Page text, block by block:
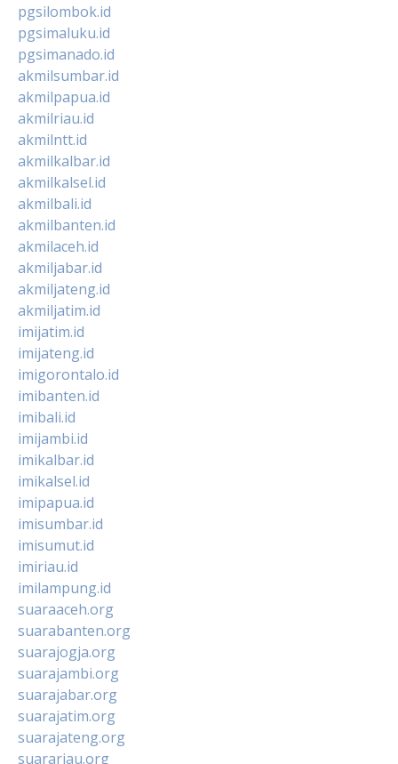
pgsilombok.id
pgsimaluku.id
pgsimanado.id
akmilsumbar.id
akmilpapua.id
akmilriau.id
akmilntt.id
akmilkalbar.id
akmilkalsel.id
akmilbali.id
akmilbanten.id
akmilaceh.id
akmiljabar.id
akmiljateng.id
akmiljatim.id
imijatim.id
imijateng.id
imigorontalo.id
imibanten.id
imibali.id
imijambi.id
imikalbar.id
imikalsel.id
imipapua.id
imisumbar.id
imisumut.id
imiriau.id
imilampung.id
suaraaceh.org
suarabanten.org
suarajogja.org
suarajambi.org
suarajabar.org
suarajatim.org
suarajateng.org
suarariau.org